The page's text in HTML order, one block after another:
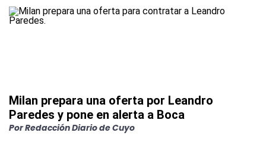
Milan prepara una oferta por Leandro
Paredes y pone en alerta a Boca
PorRedacción Diario de Cuyo